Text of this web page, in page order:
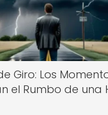
Giro: Los
el Rumbo de una